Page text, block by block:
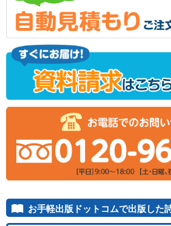
1 お手軽出版ドットコムで出版した